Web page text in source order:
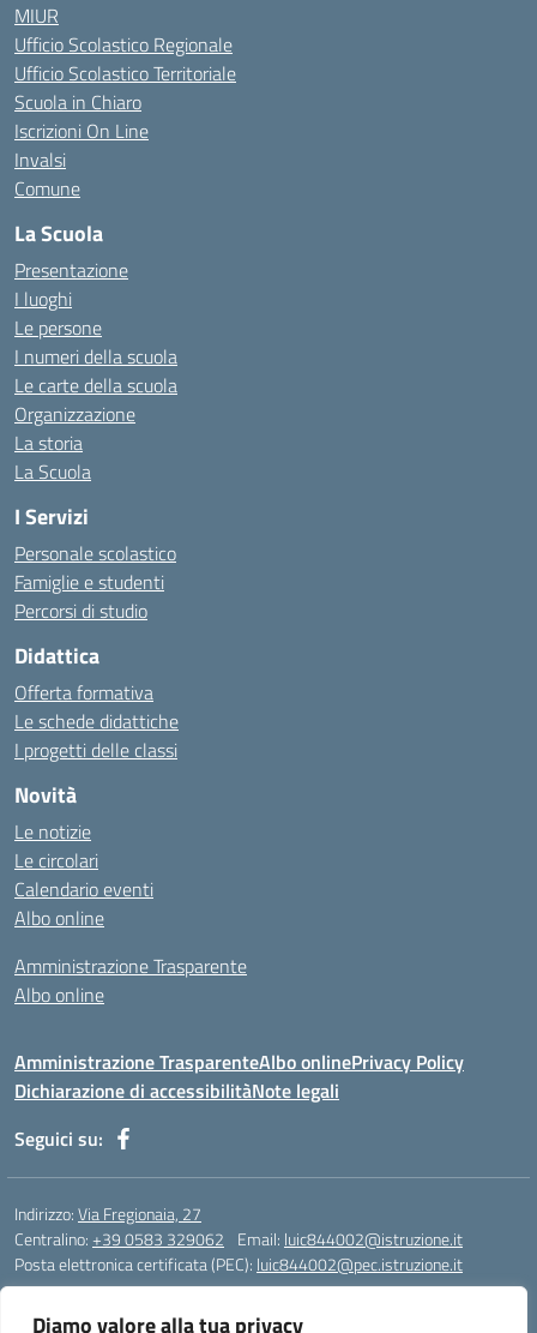
Diamo valore alla tua privacy
MIUR
Ufficio Scolastico Regionale
Ufficio Scolastico Territoriale
Scuola in Chiaro
Iscrizioni On Line
Invalsi
Comune
La Scuola
Presentazione
I luoghi
Le persone
I numeri della scuola
Le carte della scuola
Organizzazione
La storia
La Scuola
I Servizi
Personale scolastico
Famiglie e studenti
Percorsi di studio
Didattica
Offerta formativa
Le schede didattiche
I progetti delle classi
Novità
Le notizie
Le circolari
Calendario eventi
Albo online
Amministrazione Trasparente
Albo online
Amministrazione TrasparenteAlbo onlinePrivacy Policy
Dichiarazione di accessibilitàNote legali
Seguici su:
Indirizzo:Via Fregionaia, 27
Centralino:+39 0583 329062 Email: luic844002@istruzione.it
Posta elettronica certificata (PEC): luic844002@pec.istruzione.it